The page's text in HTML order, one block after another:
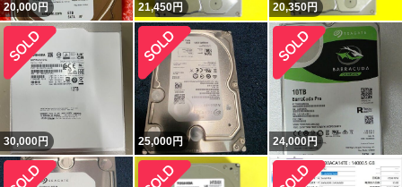
20,000円 21,450円 20,350円
30,000円 25,000円 24,000円